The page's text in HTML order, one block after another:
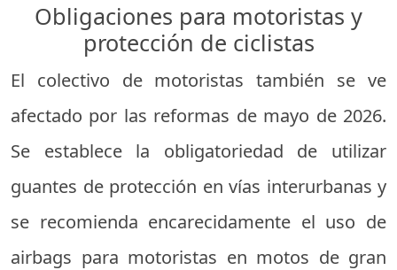
Obligaciones para motoristas y
protección de ciclistas
El colectivo de motoristas también se ve
afectado por las reformas de mayo de 2026.
Se establece la obligatoriedad de utilizar
guantes de protección en vías interurbanas y
se recomienda encarecidamente el uso de
airbags para motoristas en motos de gran